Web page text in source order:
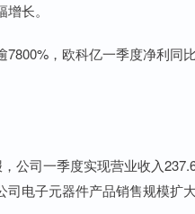
长。
，欧科亿一季度净利同
公司一季度实现营业收入
电子元器件产品销售规模扩